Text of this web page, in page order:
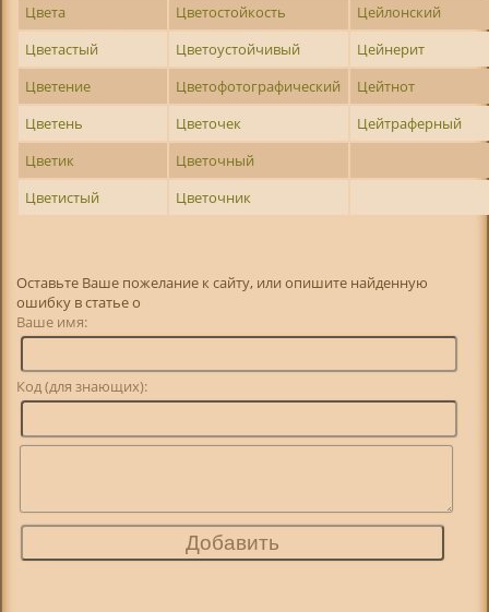
Цвета
Цветостойкость
Цейлонский
Цветастый
Цветоустойчивый
Цейнерит
Цветение
Цветофотографический
Цейтнот
Цветень
Цветочек
Цейтраферный
Цветик
Цветочный
Цветистый
Цветочник
Оставьте Ваше пожелание к сайту, или опишите найденную
ошибку в статье о
Ваше имя:
Код (для знающих):